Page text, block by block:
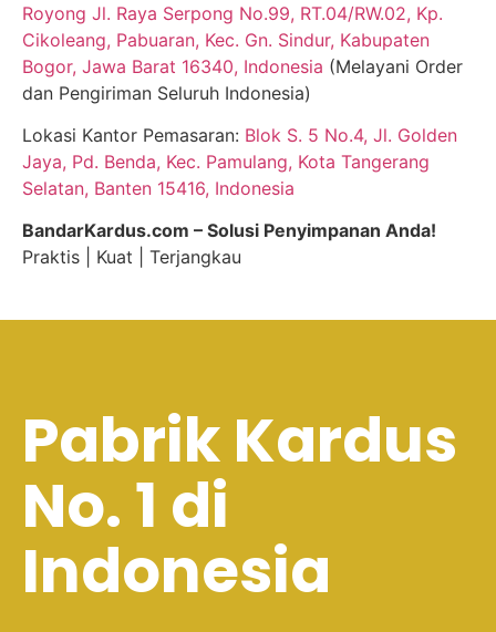
Royong Jl. Raya Serpong No.99, RT.04/RW.02, Kp.
Cikoleang, Pabuaran, Kec. Gn. Sindur, Kabupaten
Bogor, Jawa Barat 16340, Indonesia (Melayani Order
dan Pengiriman Seluruh Indonesia)
Lokasi Kantor Pemasaran: Blok S. 5 No.4, Jl. Golden
Jaya, Pd. Benda, Kec. Pamulang, Kota Tangerang
Selatan, Banten 15416, Indonesia
BandarKardus.com – Solusi Penyimpanan Anda!
Praktis | Kuat | Terjangkau
Pabrik Kardus
No. 1 di
Indonesia